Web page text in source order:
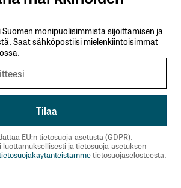
monipuolisimmista sijoittamisen ja
Saat sähköpostiisi mielenkiintoisimmat
EU:n tietosuoja-asetusta (GDPR).
ja tietosuoja-asetuksen
tietosuojaselosteesta.